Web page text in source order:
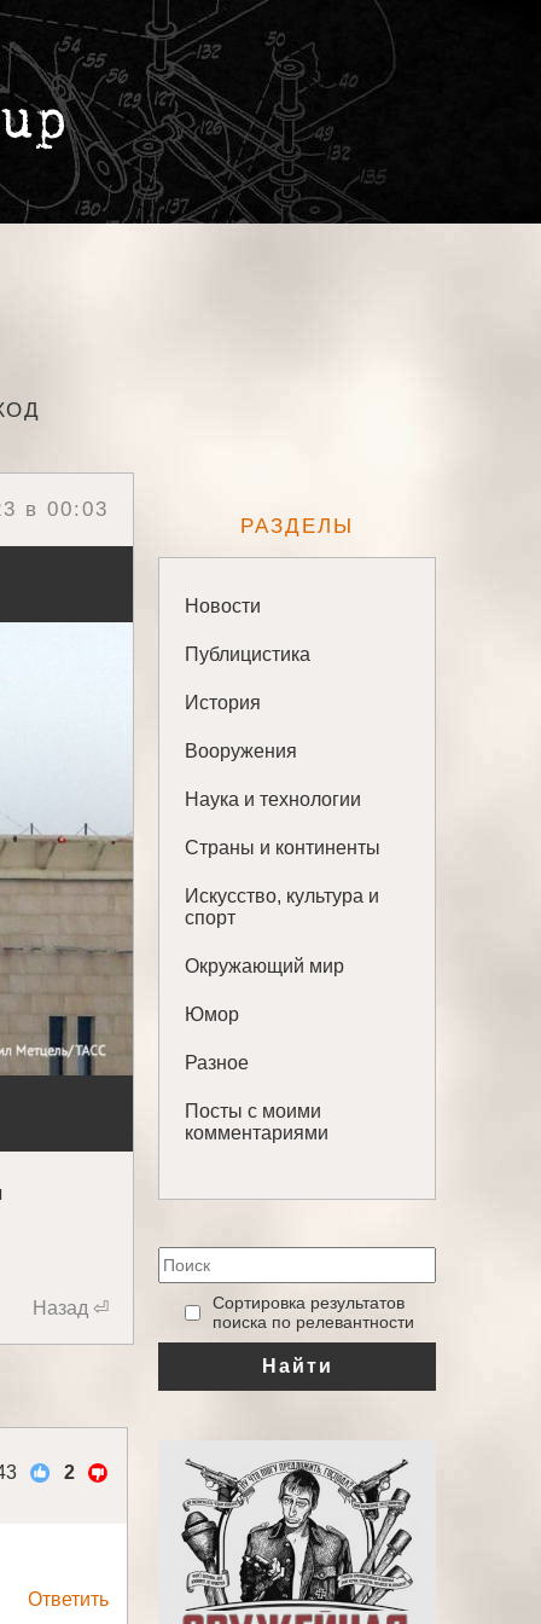
в 00:03
Назад ⏎
2
Ответить
РАЗДЕЛЫ
Новости
Публицистика
История
Вооружения
Наука и технологии
Страны и континенты
Искусство, культура и
спорт
Окружающий мир
Юмор
Разное
Посты с моими
комментариями
‎Сортировка результатов
поиска по релевантности
Найти